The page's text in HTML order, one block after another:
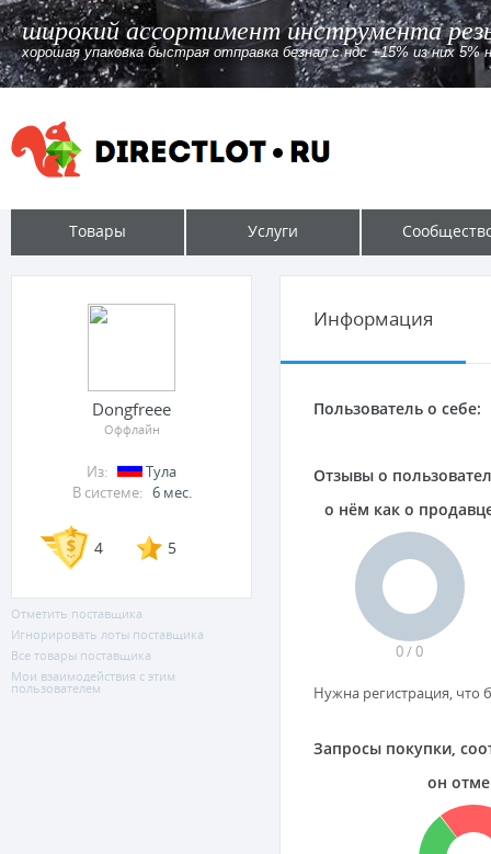
широкий ассортимент инструмента
хорошая упаковка быстрая отправка безнал c ндс +15% из них 5%
Товары Услуги
Dongfreee
Оффлайн
Из:
Тула
В системе: 6 мес.
4 5
Отметить поставщика
Игнорировать лоты поставщика
Все товары поставщика
Мои взаимодействия с этим
пользователем
Информация
Пользователь о себе:
Отзывы о
о нём как о
0 / 0
Нужна регистрация, что
Запросы покупки,
он